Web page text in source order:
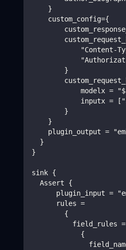
    }
    custom_config={
"Content-
        }
modelx =
inputx =
        }
    }
plugin_output =
  }
}
sink {
  Assert {
plugin_input =
      rules =
        {
field_rules =
            {